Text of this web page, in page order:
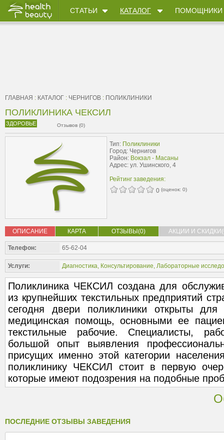
СТАТЬИ КАТАЛОГ ПОМОЩНИКИ
ГЛАВНАЯ : КАТАЛОГ : ЧЕРНИГОВ : ПОЛИКЛИНИКИ
ПОЛИКЛИНИКА ЧЕКСИЛ
ЗДОРОВЬЕ Отзывов (0)
Тип: Поликлиники
Город: Чернигов
Район: Вокзал - Масаны
Адрес: ул. Ушинского, 4
Рейтинг заведения:
0 (оценок: 0)
ОПИСАНИЕ КАРТА ОТЗЫВЫ(0) АКЦИИ И
Телефон: 65-62-04
Услуги: Диагностика, Консультирование, Лабораторные
Поликлиника ЧЕКСИЛ создана для
из крупнейших текстильных предприятий
сегодня двери поликлиники открыты
медицинская помощь, основными ее
текстильные рабочие. Специалисты,
большой опыт выявления
присущих именно этой категории
поликлинику ЧЕКСИЛ стоит в первую
которые имеют подозрения на подобные
ПОСЛЕДНИЕ ОТЗЫВЫ ЗАВЕДЕНИЯ